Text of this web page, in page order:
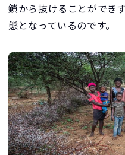
鎖から抜けることができ
態となっているのです。